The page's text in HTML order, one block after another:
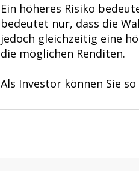
Ein höheres Risiko
bedeutet nur, dass die
jedoch gleichzeitig eine
die möglichen Renditen.
Als Investor können Sie